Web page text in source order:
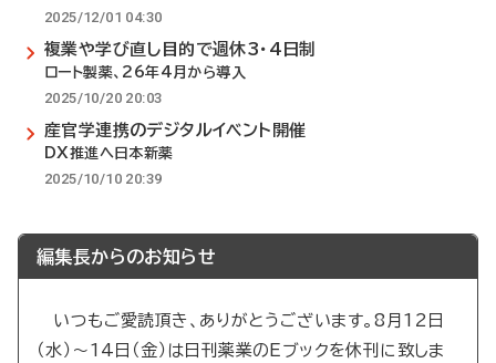
2025/12/01 04:30
複業や学び直し目的で週休3・4日制
ロート製薬、26年4月から導入
2025/10/20 20:03
産官学連携のデジタルイベント開催
DX推進へ日本新薬
2025/10/10 20:39
編集長からのお知らせ
いつもご愛読頂き、ありがとうございます。8月12日
（水）～14日（金）は日刊薬業のEブックを休刊に致しま